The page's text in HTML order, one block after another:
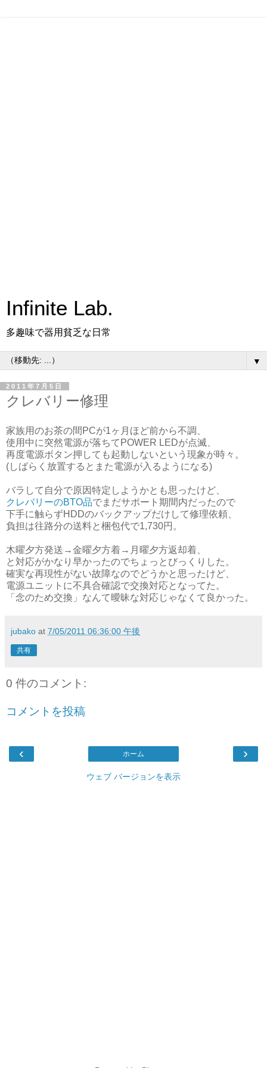
Infinite Lab.
多趣味で器用貧乏な日常
▼
2011年7月5日
クレバリー修理
家族用のお茶の間PCが1ヶ月ほど前から不調、
使用中に突然電源が落ちてPOWER LEDが点滅、
再度電源ボタン押しても起動しないという現象が時々。
(しばらく放置するとまた電源が入るようになる)
バラして自分で原因特定しようかとも思ったけど、
クレバリーのBTO品でまだサポート期間内だったので
下手に触らずHDDのバックアップだけして修理依頼、
負担は往路分の送料と梱包代で1,730円。
木曜夕方発送→金曜夕方着→月曜夕方返却着、
と対応がかなり早かったのでちょっとびっくりした。
確実な再現性がない故障なのでどうかと思ったけど、
電源ユニットに不具合確認で交換対応となってた。
「念のため交換」なんて曖昧な対応じゃなくて良かった。
jubako at 7/05/2011 06:36:00 午後
共有
0 件のコメント:
コメントを投稿
‹ ›
ホーム
ウェブ バージョンを表示